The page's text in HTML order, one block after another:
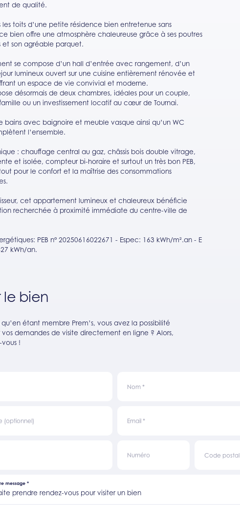
de qualité.
les toits d’une petite résidence bien entretenue sans
bien offre une atmosphère chaleureuse grâce à ses poutres
et son agréable parquet.
se compose d’un hall d’entrée avec rangement, d’un
lumineux ouvert sur une cuisine entièrement rénovée et
un espace de vie convivial et moderne.
désormais de deux chambres, idéales pour un couple,
ou un investissement locatif au cœur de Tournai.
bains avec baignoire et meuble vasque ainsi qu’un WC
l’ensemble.
: chauffage central au gaz, châssis bois double vitrage,
et isolée, compteur bi-horaire et surtout un très bon PEB,
pour le confort et la maîtrise des consommations
cet appartement lumineux et chaleureux bénéficie
recherchée à proximité immédiate du centre-ville de
PEB n° 20250616022671 - Espec: 163 kWh/m².an - E
kWh/an.
le bien
qu’en étant membre Prem’s, vous avez la possibilité
demandes de visite directement en ligne ? Alors,
!
Nom *
(optionnel) Email *
Numéro Code postal
message*
prendre rendez-vous pour visiter un bien